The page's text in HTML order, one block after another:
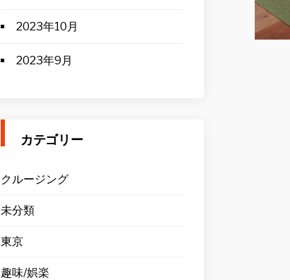
2023年10月
2023年9月
カテゴリー
クルージング
未分類
東京
趣味/娯楽